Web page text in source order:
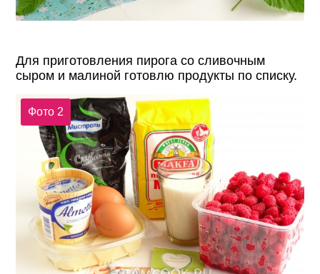
Для приготовления пирога со сливочным
сыром и малиной готовлю продукты по списку.
Фото 2